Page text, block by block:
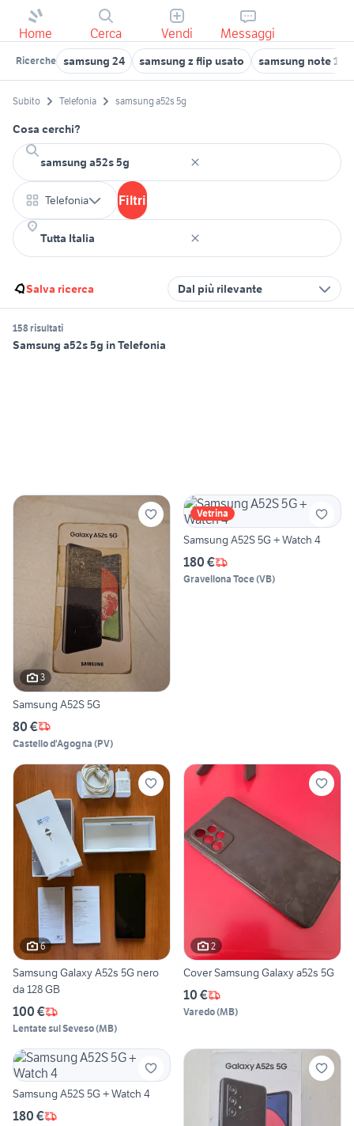
Home Cerca Vendi Messaggi
Ricerche samsung 24 samsung z flip usato samsung note 10
Subito Telefonia samsung a52s 5g
Cosa cerchi?
Telefonia Filtri
Salva ricerca Dal più rilevante
158 risultati
Samsung a52s 5g in Telefonia
3
Samsung A52S 5G
80 €
Castello d'Agogna (PV)
Vetrina
Samsung A52S 5G + Watch 4
180 €
Gravellona Toce(VB)
6
Samsung Galaxy A52s 5G nero
da 128 GB
100 €
Lentate sul Seveso(MB)
2
Cover Samsung Galaxy a52s 5G
10 €
Varedo(MB)
Samsung A52S 5G + Watch 4
180 €